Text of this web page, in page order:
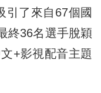
引了來自67個國
終36名選手脫穎
+影視配音主題